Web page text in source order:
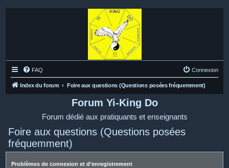
FAQ Connexion
Index du forum Foire aux questions (Questions posées fréquemment)
Forum Yi-King Do
Forum dédié aux pratiquants et enseignants
Foire aux questions (Questions posées
fréquemment)
Problèmes de connexion et d’enregistrement